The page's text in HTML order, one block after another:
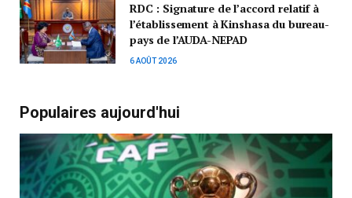
RDC : Signature de l’accord relatif à
l’établissement à Kinshasa du bureau-
pays de l’AUDA-NEPAD
6 AOÛT 2026
Populaires aujourd'hui